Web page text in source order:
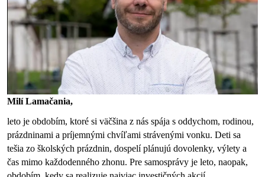
Milí Lamačania,
leto je obdobím, ktoré si väčšina z nás spája s oddychom, rodinou,
prázdninami a príjemnými chvíľami strávenými vonku. Deti sa
tešia zo školských prázdnin, dospelí plánujú dovolenky, výlety a
čas mimo každodenného zhonu. Pre samosprávy je leto, naopak,